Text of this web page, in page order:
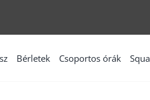
Bérletek Csoportos órák